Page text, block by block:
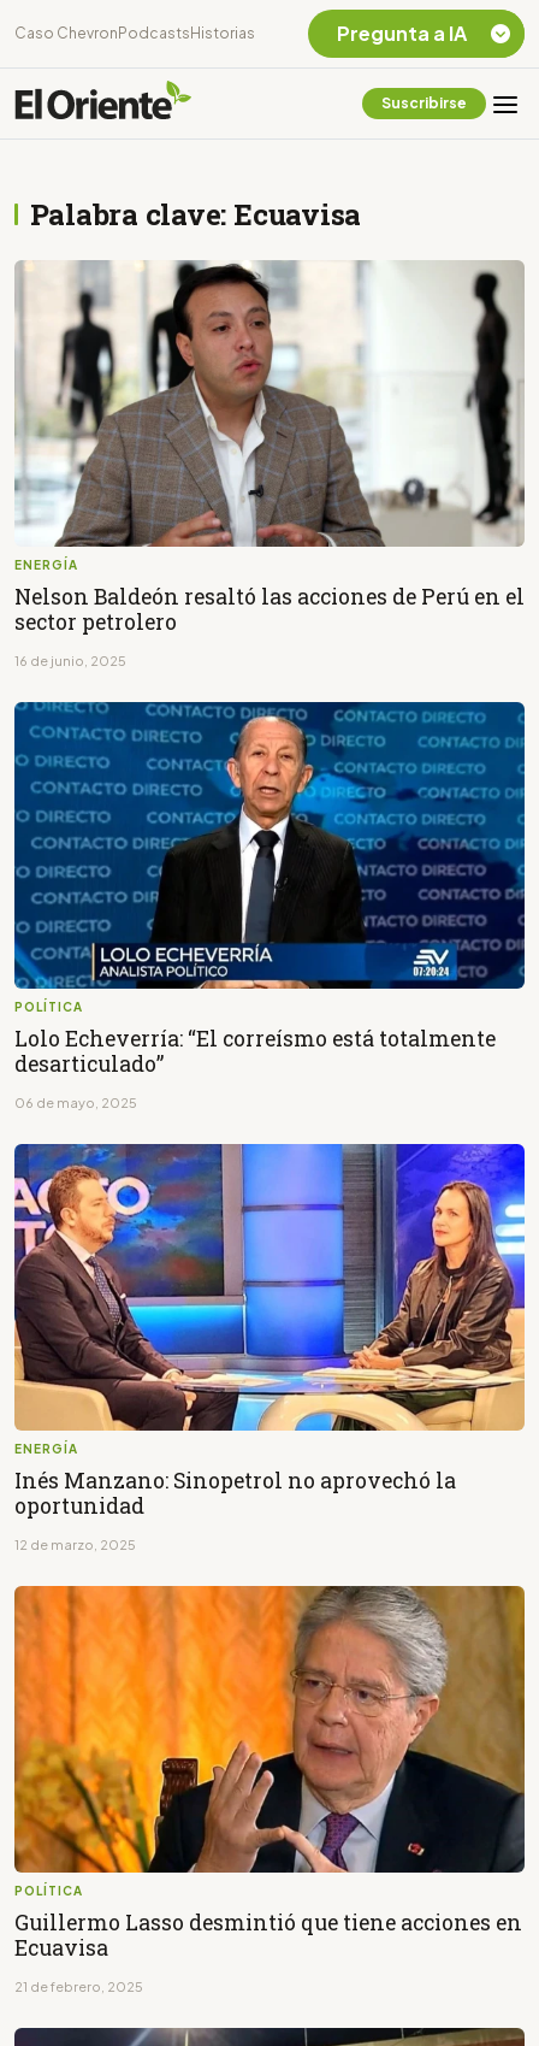
Caso Chevron Podcasts Historias
Suscribirse
Palabra clave: Ecuavisa
ENERGÍA
Nelson Baldeón resaltó las acciones de Perú en el
sector petrolero
16 de junio, 2025
POLÍTICA
Lolo Echeverría: “El correísmo está totalmente
desarticulado”
06 de mayo, 2025
ENERGÍA
Inés Manzano: Sinopetrol no aprovechó la
oportunidad
12 de marzo, 2025
POLÍTICA
Guillermo Lasso desmintió que tiene acciones en
Ecuavisa
21 de febrero, 2025
Pregunta a IA
Amazonia Ecuatoriana
¿En que consiste la
tasa minera que rige en